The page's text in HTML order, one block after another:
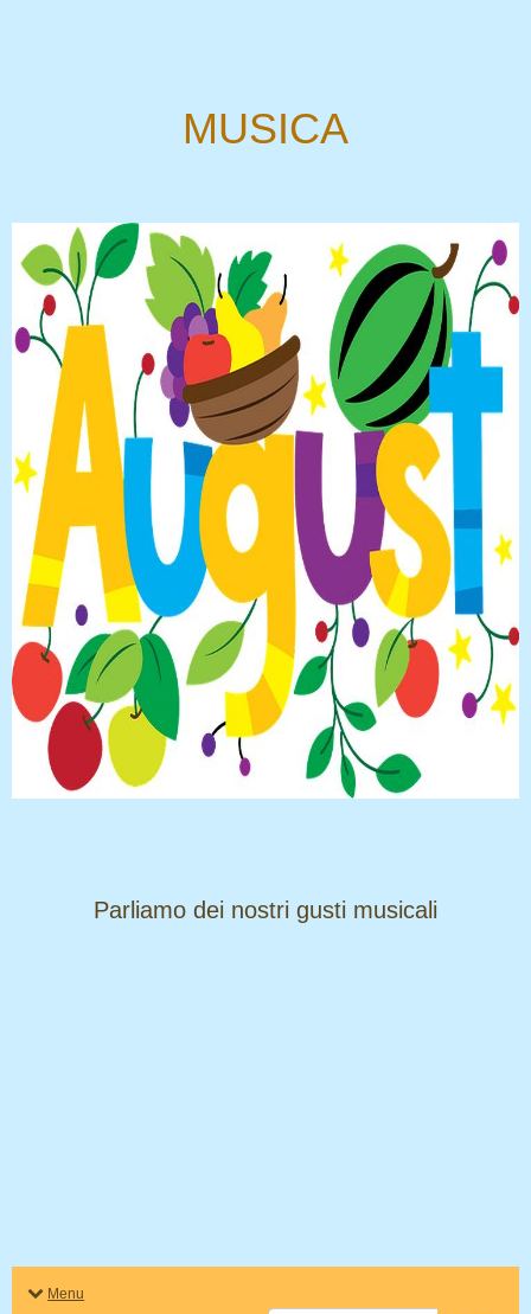
MUSICA
​​​​​​​Parliamo dei nostri gusti musicali
Menu